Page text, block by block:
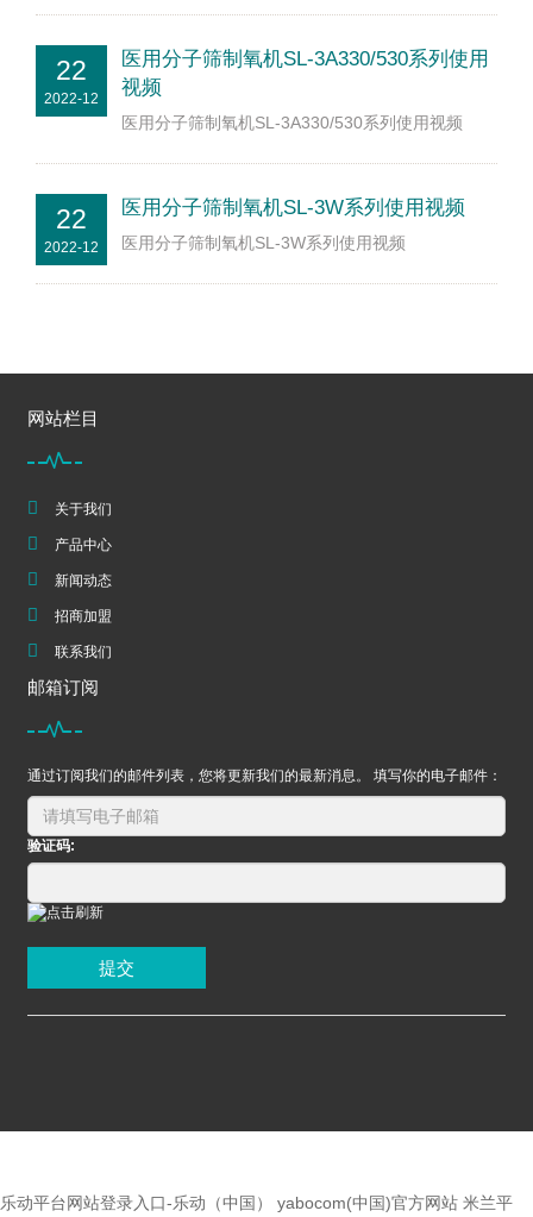
22
2022-12
医用分子筛制氧机SL-3A330/530系列使用
视频
医用分子筛制氧机SL-3A330/530系列使用视频
22
2022-12
医用分子筛制氧机SL-3W系列使用视频
医用分子筛制氧机SL-3W系列使用视频
网站栏目
关于我们
产品中心
新闻动态
招商加盟
联系我们
邮箱订阅
通过订阅我们的邮件列表，您将更新我们的最新消息。 填写你的电子邮件：
验证码:
提交
乐动平台网站登录入口-乐动（中国） yabocom(中国)官方网站 米兰平